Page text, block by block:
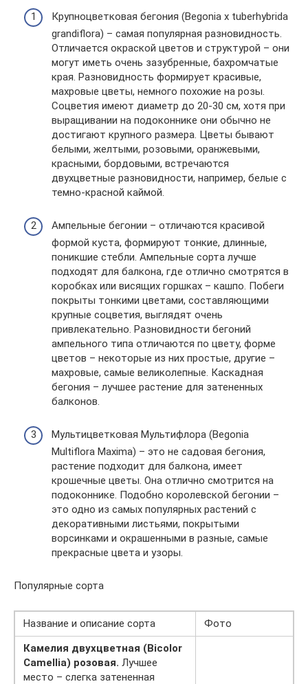
Крупноцветковая бегония (Begonia x tuberhybrida
grandiflora) – самая популярная разновидность.
Отличается окраской цветов и структурой – они
могут иметь очень зазубренные, бахромчатые
края. Разновидность формирует красивые,
махровые цветы, немного похожие на розы.
Соцветия имеют диаметр до 20-30 см, хотя при
выращивании на подоконнике они обычно не
достигают крупного размера. Цветы бывают
белыми, желтыми, розовыми, оранжевыми,
красными, бордовыми, встречаются
двухцветные разновидности, например, белые с
темно-красной каймой.
Ампельные бегонии – отличаются красивой
формой куста, формируют тонкие, длинные,
поникшие стебли. Ампельные сорта лучше
подходят для балкона, где отлично смотрятся в
коробках или висящих горшках – кашпо. Побеги
покрыты тонкими цветами, составляющими
крупные соцветия, выглядят очень
привлекательно. Разновидности бегоний
ампельного типа отличаются по цвету, форме
цветов – некоторые из них простые, другие –
махровые, самые великолепные. Каскадная
бегония – лучшее растение для затененных
балконов.
Мультицветковая Мультифлора (Begonia
Multiflora Maxima) – это не садовая бегония,
растение подходит для балкона, имеет
крошечные цветы. Она отлично смотрится на
подоконнике. Подобно королевской бегонии –
это одно из самых популярных растений с
декоративными листьями, покрытыми
ворсинками и окрашенными в разные, самые
прекрасные цвета и узоры.
Популярные сорта
Название и описание сорта
Фото
Камелия двухцветная (Bicolor
Camellia) розовая. Лучшее
место – слегка затененная